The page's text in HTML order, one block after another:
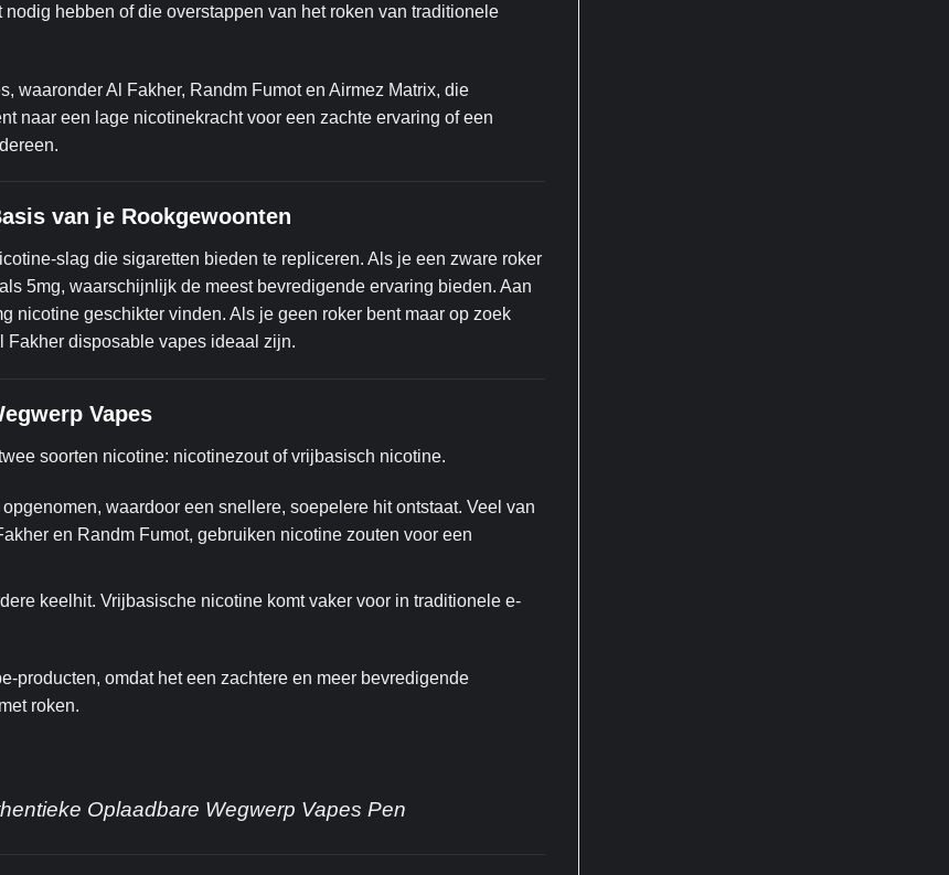
hebben of die overstappen van het roken van traditionele
waaronder Al Fakher, Randm Fumot en Airmez Matrix, die
naar een lage nicotinekracht voor een zachte ervaring of een
van je Rookgewoonten
slag die sigaretten bieden te repliceren. Als je een zware roker
5mg, waarschijnlijk de meest bevredigende ervaring bieden. Aan
nicotine geschikter vinden. Als je geen roker bent maar op zoek
Fakher disposable vapes ideaal zijn.
Vapes
soorten nicotine: nicotinezout of vrijbasisch nicotine.
waardoor een snellere, soepelere hit ontstaat. Veel van
en Randm Fumot, gebruiken nicotine zouten voor een
keelhit. Vrijbasische nicotine komt vaker voor in traditionele e-
producten, omdat het een zachtere en meer bevredigende
roken.
Oplaadbare Wegwerp Vapes Pen